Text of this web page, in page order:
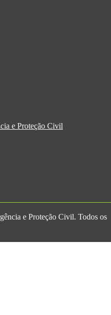
e Proteção Civil
e Proteção Civil. Todos os